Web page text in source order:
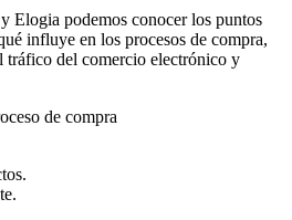
Elogia podemos conocer los puntos
influye en los procesos de compra,
tráfico del comercio electrónico y
de compra